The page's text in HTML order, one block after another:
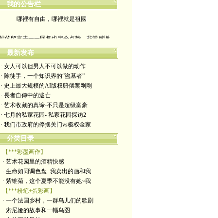
我的公告栏
哪裡有自由，哪裡就是祖國
yimengling53@yahoo.com
有意收藏者请私信我，感谢一贯支持
政治转载不一定代表本人意见
艺术博客：https://yimengl.blog
目录中标注星号的为本人艺术原创
最新发布
· 女人可以但男人不可以做的动作
· 陈徒手，一个知识界的“盗墓者”
· 史上最大规模的AI版权赔偿案刚刚
· 長者自傳中的逃亡
· 艺术收藏的真谛-不只是超级富豪
· 七月的私家花园- 私家花园探访2
· 我们市政府的停摆关门vs极权金家
分类目录
【***彩墨画作】
· 艺术花园里的酒精快感
· 生命如同调色盘- 我卖出的画和我
· 紫锥菊，这个夏季不能没有她~我
【***粉笔+蛋彩画】
· 一个法国乡村，一群鸟儿们的歌剧
· 索尼娅的故事和一幅鸟图